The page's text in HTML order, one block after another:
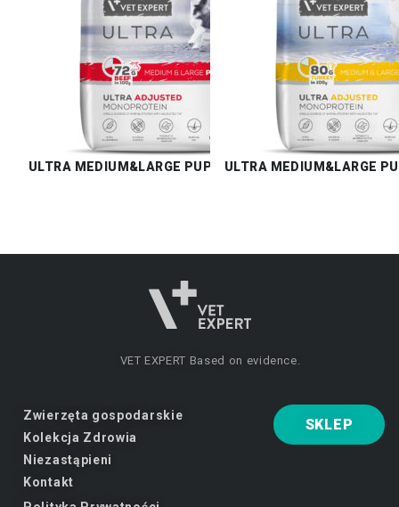
ULTRA MEDIUM&LARGE PUPPY BEEFULTRA MEDIUM&LARGE
VET EXPERT Based on evidence.
Zwierzęta gospodarskie
Kolekcja Zdrowia
Niezastąpieni
Kontakt
SKLEP